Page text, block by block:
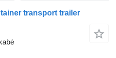
transport trailer